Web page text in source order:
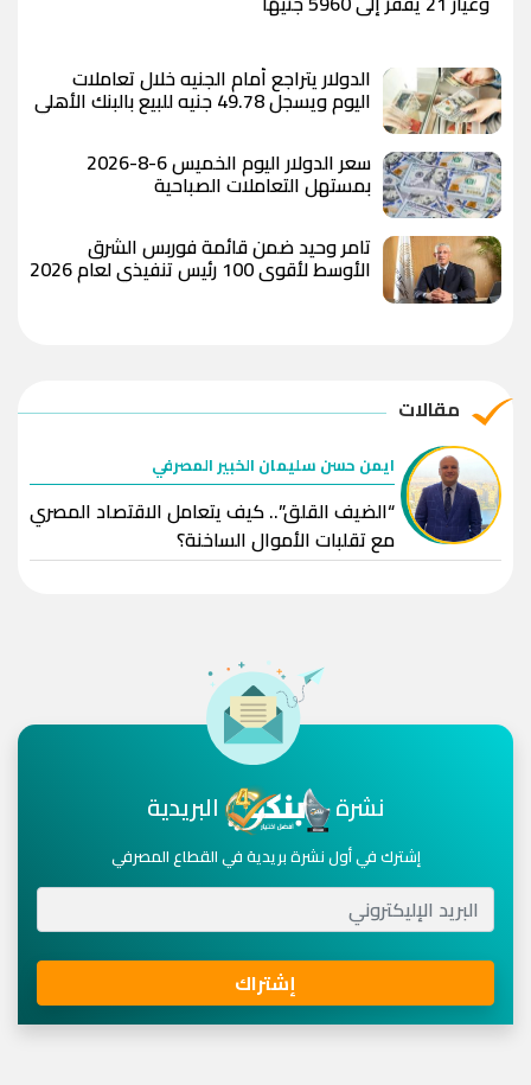
الدولار يتراجع أمام الجنيه خلال تعاملات
اليوم ويسجل 49.78 جنيه للبيع بالبنك الأهلي
المصري
سعر الدولار اليوم الخميس 6-8-2026
بمستهل التعاملات الصباحية
تامر وحيد ضمن قائمة فوربس الشرق
الأوسط لأقوى 100 رئيس تنفيذي لعام 2026
مقالات
ايمن حسن سليمان الخبير المصرفي
“الضيف القلق”.. كيف يتعامل الاقتصاد المصري
مع تقلبات الأموال الساخنة؟
نشرة البريدية
إشترك في أول نشرة بريدية في القطاع المصرفي